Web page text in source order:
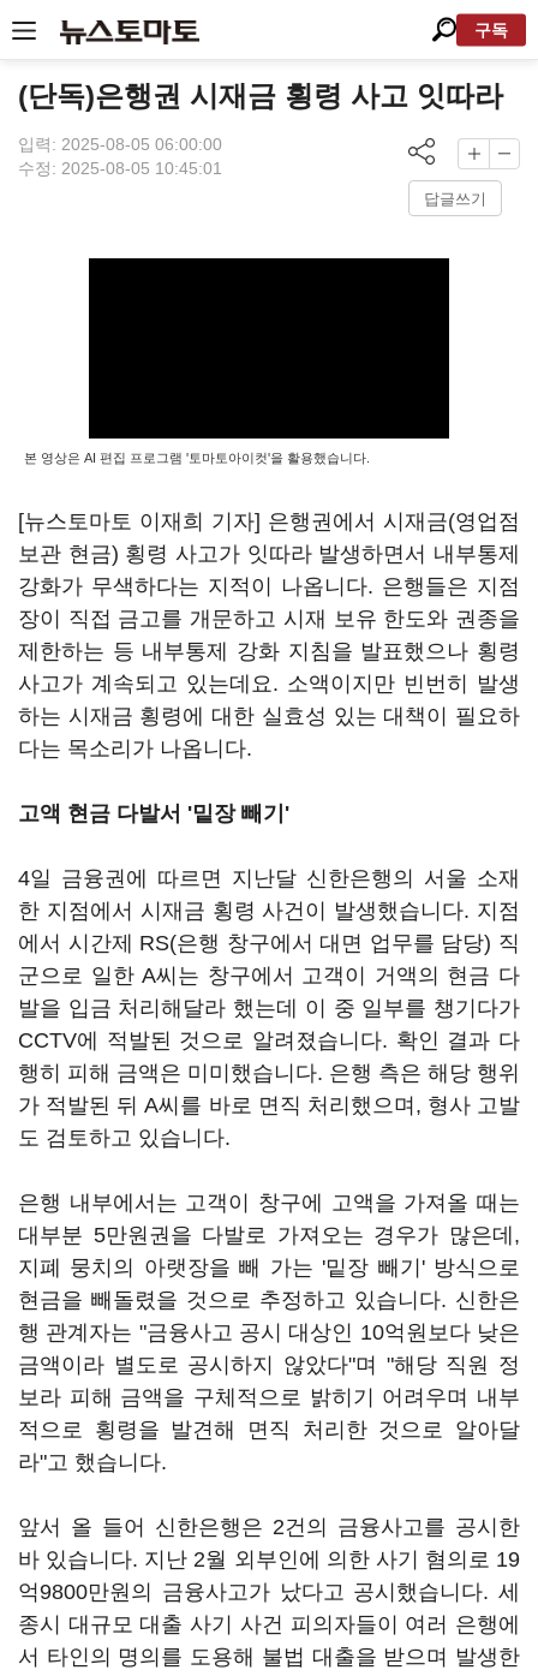
구독
(단독)은행권 시재금 횡령 사고 잇따라
입력: 2025-08-05 06:00:00
수정: 2025-08-05 10:45:01
답글쓰기
본 영상은 AI 편집 프로그램 '토마토아이컷'을 활용했습니다.
[뉴스토마토 이재희 기자] 은행권에서 시재금(영업점
보관 현금) 횡령 사고가 잇따라 발생하면서 내부통제
강화가 무색하다는 지적이 나옵니다. 은행들은 지점
장이 직접 금고를 개문하고 시재 보유 한도와 권종을
제한하는 등 내부통제 강화 지침을 발표했으나 횡령
사고가 계속되고 있는데요. 소액이지만 빈번히 발생
하는 시재금 횡령에 대한 실효성 있는 대책이 필요하
다는 목소리가 나옵니다.
고액 현금 다발서 '밑장 빼기'
4일 금융권에 따르면 지난달 신한은행의 서울 소재
한 지점에서 시재금 횡령 사건이 발생했습니다. 지점
에서 시간제 RS(은행 창구에서 대면 업무를 담당) 직
군으로 일한 A씨는 창구에서 고객이 거액의 현금 다
발을 입금 처리해달라 했는데 이 중 일부를 챙기다가
CCTV에 적발된 것으로 알려졌습니다. 확인 결과 다
행히 피해 금액은 미미했습니다. 은행 측은 해당 행위
가 적발된 뒤 A씨를 바로 면직 처리했으며, 형사 고발
도 검토하고 있습니다.
은행 내부에서는 고객이 창구에 고액을 가져올 때는
대부분 5만원권을 다발로 가져오는 경우가 많은데,
지폐 뭉치의 아랫장을 빼 가는 '밑장 빼기' 방식으로
현금을 빼돌렸을 것으로 추정하고 있습니다. 신한은
행 관계자는 "금융사고 공시 대상인 10억원보다 낮은
금액이라 별도로 공시하지 않았다"며 "해당 직원 정
보라 피해 금액을 구체적으로 밝히기 어려우며 내부
적으로 횡령을 발견해 면직 처리한 것으로 알아달
라"고 했습니다.
앞서 올 들어 신한은행은 2건의 금융사고를 공시한
바 있습니다. 지난 2월 외부인에 의한 사기 혐의로 19
억9800만원의 금융사고가 났다고 공시했습니다. 세
종시 대규모 대출 사기 사건 피의자들이 여러 은행에
서 타인의 명의를 도용해 불법 대출을 받으며 발생한